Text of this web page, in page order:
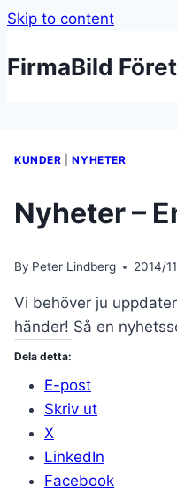
Skip to content
FirmaBild
KUNDER |NYHETER
Nyheter –
By Peter Lindberg 2014/
Vi behöver ju
händer! Så en
Dela detta:
E-post
Skriv ut
X
LinkedIn
Facebook